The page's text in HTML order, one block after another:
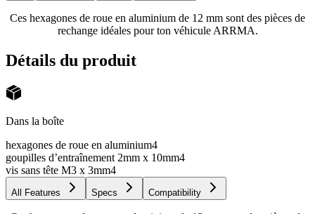
Ces hexagones de roue en aluminium de 12 mm sont des pièces de
rechange idéales pour ton véhicule ARRMA.
Détails du produit
Dans la boîte
hexagones de roue en aluminium4
goupilles d’entraînement 2mm x 10mm4
vis sans tête M3 x 3mm4
All Features Specs Compatibility